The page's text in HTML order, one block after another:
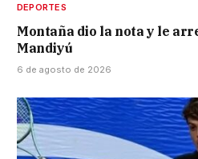
DEPORTES
Montaña dio la nota y le
Mandiyú
6 de agosto de 2026